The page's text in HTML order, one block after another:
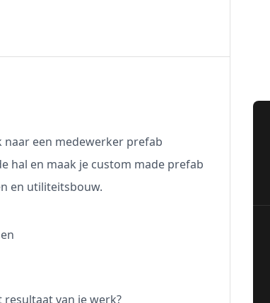
een medewerker prefab
hal en maak je custom made prefab
en utiliteitsbouw.
van je werk?